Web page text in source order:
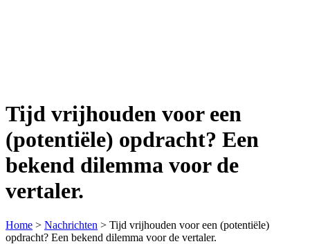
Tijd vrijhouden voor een
(potentiële) opdracht? Een
bekend dilemma voor de
vertaler.
Home > Nachrichten > Tijd vrijhouden voor een (potentiële)
opdracht? Een bekend dilemma voor de vertaler.